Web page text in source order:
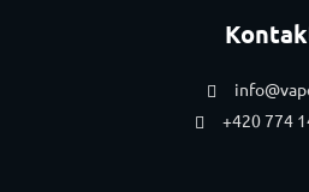
info@
+420 774